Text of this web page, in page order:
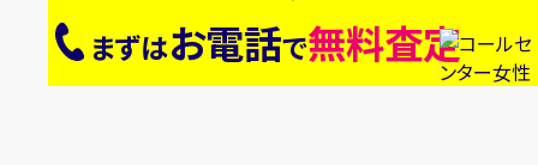
まずはお電話で無料査定